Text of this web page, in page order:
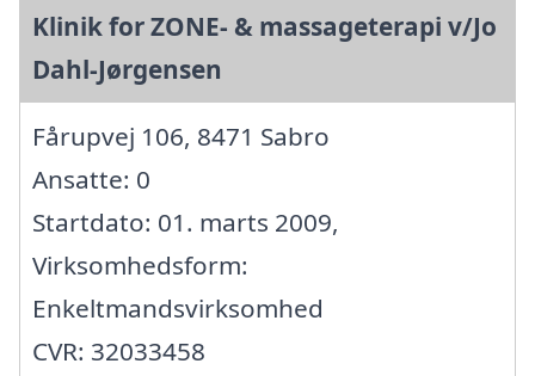
Klinik for ZONE- & massageterapi v/Jo
Dahl-Jørgensen
Fårupvej 106, 8471 Sabro
Ansatte: 0
Startdato: 01. marts 2009,
Virksomhedsform:
Enkeltmandsvirksomhed
CVR: 32033458